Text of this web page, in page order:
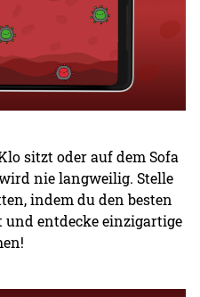
sitzt oder auf dem Sofa
nie langweilig. Stelle
indem du den besten
und entdecke einzigartige